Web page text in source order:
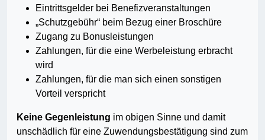
Eintrittsgelder bei Benefizveranstaltungen
„Schutzgebühr“ beim Bezug einer Broschüre
Zugang zu Bonusleistungen
Zahlungen, für die eine Werbeleistung erbracht
wird
Zahlungen, für die man sich einen sonstigen
Vorteil verspricht
Keine Gegenleistung im obigen Sinne und damit
unschädlich für eine Zuwendungsbestätigung sind zum